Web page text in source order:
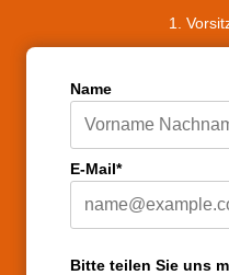
1.
Name
E-Mail*
Bitte teilen Sie uns